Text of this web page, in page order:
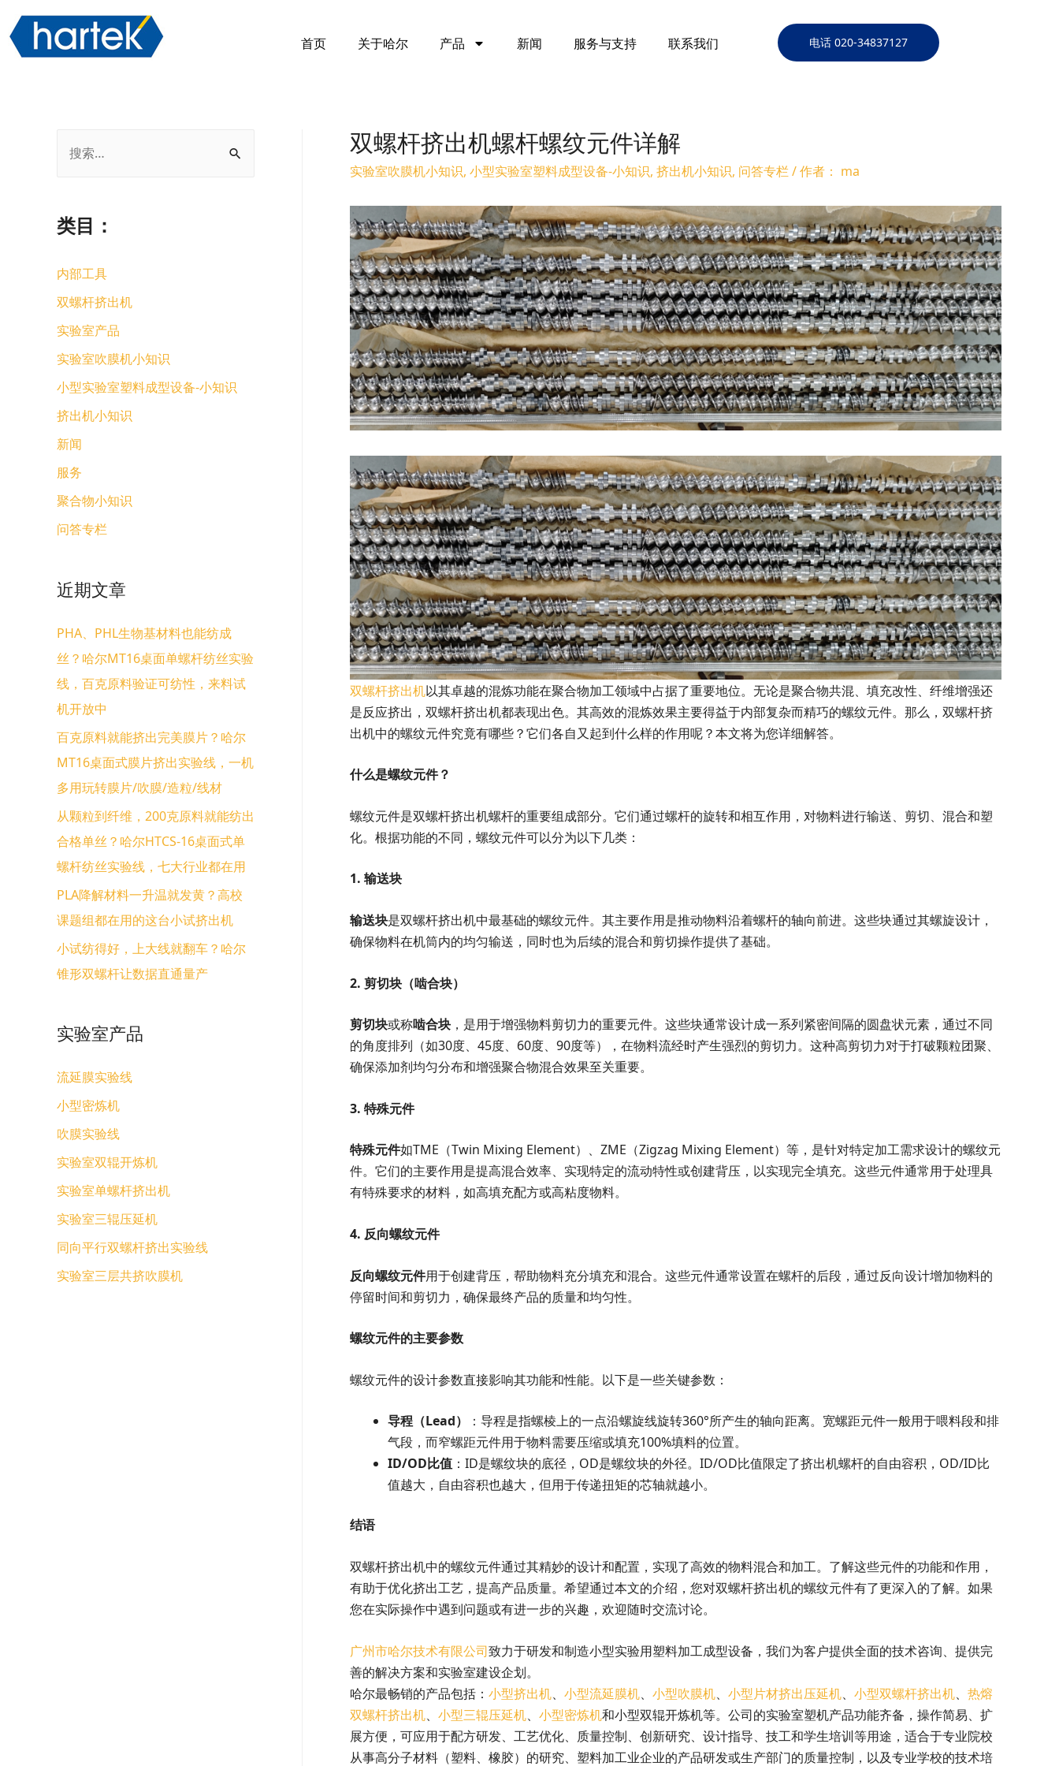
首页 关于哈尔 产品 新闻 服务与支持 联系我们 电话 020-34837127
类目：
内部工具
双螺杆挤出机
实验室产品
实验室吹膜机小知识
小型实验室塑料成型设备-小知识
挤出机小知识
新闻
服务
聚合物小知识
问答专栏
近期文章
PHA、PHL生物基材料也能纺成
丝？哈尔MT16桌面单螺杆纺丝实验
线，百克原料验证可纺性，来料试
机开放中
百克原料就能挤出完美膜片？哈尔
MT16桌面式膜片挤出实验线，一机
多用玩转膜片/吹膜/造粒/线材
从颗粒到纤维，200克原料就能纺出
合格单丝？哈尔HTCS-16桌面式单
螺杆纺丝实验线，七大行业都在用
PLA降解材料一升温就发黄？高校
课题组都在用的这台小试挤出机
小试纺得好，上大线就翻车？哈尔
锥形双螺杆让数据直通量产
实验室产品
流延膜实验线
小型密炼机
吹膜实验线
实验室双辊开炼机
实验室单螺杆挤出机
实验室三辊压延机
同向平行双螺杆挤出实验线
实验室三层共挤吹膜机
双螺杆挤出机螺杆螺纹元件详解
实验室吹膜机小知识, 小型实验室塑料成型设备-小知识, 挤出机小知识, 问答专栏 / 作者： ma
双螺杆挤出机以其卓越的混炼功能在聚合物加工领域中占据了重要地位。无论是聚合物共混、填充改性、纤维增强还
是反应挤出，双螺杆挤出机都表现出色。其高效的混炼效果主要得益于内部复杂而精巧的螺纹元件。那么，双螺杆挤
出机中的螺纹元件究竟有哪些？它们各自又起到什么样的作用呢？本文将为您详细解答。
什么是螺纹元件？
螺纹元件是双螺杆挤出机螺杆的重要组成部分。它们通过螺杆的旋转和相互作用，对物料进行输送、剪切、混合和塑
化。根据功能的不同，螺纹元件可以分为以下几类：
1. 输送块
输送块是双螺杆挤出机中最基础的螺纹元件。其主要作用是推动物料沿着螺杆的轴向前进。这些块通过其螺旋设计，
确保物料在机筒内的均匀输送，同时也为后续的混合和剪切操作提供了基础。
2. 剪切块（啮合块）
剪切块或称啮合块 ，是用于增强物料剪切力的重要元件。这些块通常设计成一系列紧密间隔的圆盘状元素，通过不同
的角度排列（如30度、45度、60度、90度等），在物料流经时产生强烈的剪切力。这种高剪切力对于打破颗粒团聚、
确保添加剂均匀分布和增强聚合物混合效果至关重要。
3. 特殊元件
特殊元件如TME（Twin Mixing Element）、ZME（Zigzag Mixing Element）等，是针对特定加工需求设计的螺纹元
件。它们的主要作用是提高混合效率、实现特定的流动特性或创建背压，以实现完全填充。这些元件通常用于处理具
有特殊要求的材料，如高填充配方或高粘度物料。
4. 反向螺纹元件
反向螺纹元件用于创建背压，帮助物料充分填充和混合。这些元件通常设置在螺杆的后段，通过反向设计增加物料的
停留时间和剪切力，确保最终产品的质量和均匀性。
螺纹元件的主要参数
螺纹元件的设计参数直接影响其功能和性能。以下是一些关键参数：
导程（Lead）
：导程是指螺棱上的一点沿螺旋线旋转360°所产生的轴向距离。宽螺距元件一般用于喂料段和排
气段，而窄螺距元件用于物料需要压缩或填充100%填料的位置。
ID/OD比值 ：ID是螺纹块的底径，OD是螺纹块的外径。ID/OD比值限定了挤出机螺杆的自由容积，OD/ID比
值越大，自由容积也越大，但用于传递扭矩的芯轴就越小。
结语
双螺杆挤出机中的螺纹元件通过其精妙的设计和配置，实现了高效的物料混合和加工。了解这些元件的功能和作用，
有助于优化挤出工艺，提高产品质量。希望通过本文的介绍，您对双螺杆挤出机的螺纹元件有了更深入的了解。如果
您在实际操作中遇到问题或有进一步的兴趣，欢迎随时交流讨论。
广州市哈尔技术有限公司致力于研发和制造小型实验用塑料加工成型设备，我们为客户提供全面的技术咨询、提供完
善的解决方案和实验室建设企划。
哈尔最畅销的产品包括： 小型挤出机、 小型流延膜机、 小型吹膜机、 小型片材挤出压延机、 小型双螺杆挤出机、 热熔
双螺杆挤出机、 小型三辊压延机、 小型密炼机和小型双辊开炼机等。公司的实验室塑机产品功能齐备，操作简易、扩
展方便，可应用于配方研发、工艺优化、质量控制、创新研究、设计指导、技工和学生培训等用途，适合于专业院校
从事高分子材料（塑料、橡胶）的研究、塑料加工业企业的产品研发或生产部门的质量控制，以及专业学校的技术培